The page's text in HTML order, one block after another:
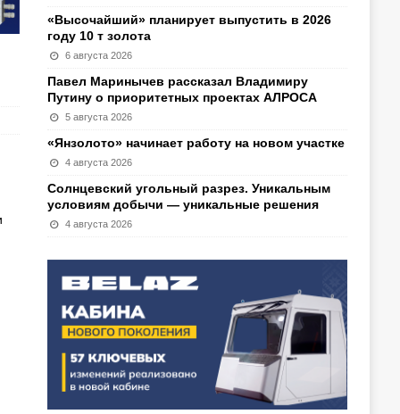
«Высочайший» планирует выпустить в 2026
году 10 т золота
6 августа 2026
Павел Маринычев рассказал Владимиру
Путину о приоритетных проектах АЛРОСА
5 августа 2026
«Янзолото» начинает работу на новом участке
4 августа 2026
Солнцевский угольный разрез. Уникальным
условиям добычи — уникальные решения
4 августа 2026